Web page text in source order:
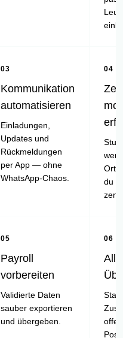
03
Kommunikation
automatisieren
Einladungen,
Updates und
Rückmeldungen
per App — ohne
WhatsApp-Chaos.
04
Ort
du
05
Payroll
vorbereiten
Validierte Daten
sauber exportieren
und übergeben.
06